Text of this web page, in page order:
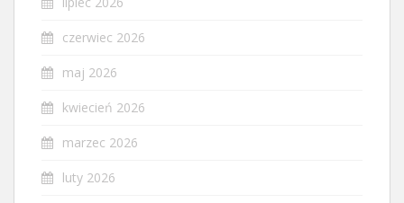
czerwiec 2026
maj 2026
kwiecień 2026
marzec 2026
luty 2026